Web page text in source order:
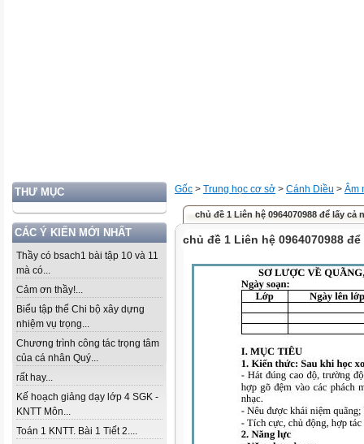
THƯ MỤC
CÁC Ý KIẾN MỚI NHẤT
Thầy có bsach1 bài tập 10 và 11
mà có...
Cảm ơn thầy!...
Biểu tập thể Chi bộ xây dựng
nhiệm vụ trọng...
Chương trình công tác trọng tâm
của cá nhân Quý...
rất hay...
Kế hoạch giảng dạy lớp 4 SGK -
KNTT Môn...
Toán 1 KNTT. Bài 1 Tiết 2....
Gốc > Trung học cơ sở > Cánh Diều > Âm
chủ đề 1 Liên hệ 0964070988 để lấy cả
chủ đề 1 Liên hệ 0964070988